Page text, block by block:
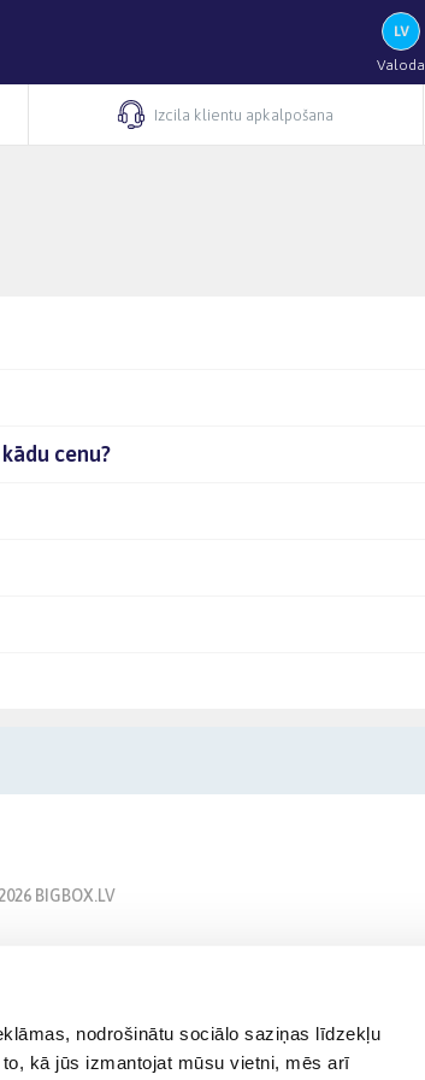
nodrošinātu sociālo saziņas līdzekļu
kā jūs izmantojat mūsu vietni, mēs arī
Valoda
Izcila klientu apkalpošana
cenu?
BIGBOX.LV